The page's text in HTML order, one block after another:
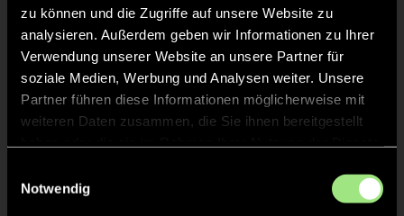
zu können und die Zugriffe auf unsere Website zu
analysieren. Außerdem geben wir Informationen zu Ihrer
Verwendung unserer Website an unsere Partner für
soziale Medien, Werbung und Analysen weiter. Unsere
Partner führen diese Informationen möglicherweise mit
weiteren Daten zusammen, die Sie ihnen bereitgestellt
Notwendig